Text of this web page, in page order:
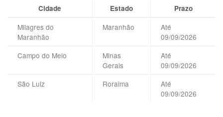
Cidade Estado Prazo
Milagres do
Maranhão
Maranhão
Até
09/09/2026
Campo do Meio
Minas
Gerais
Até
09/09/2026
São Luiz
Roraima
Até
09/09/2026